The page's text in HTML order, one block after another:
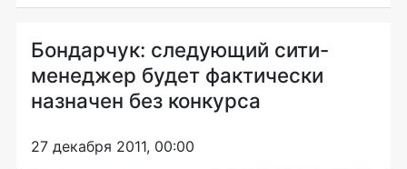
Бондарчук: следующий сити-
менеджер будет фактически
назначен без конкурса
27 декабря 2011, 00:00